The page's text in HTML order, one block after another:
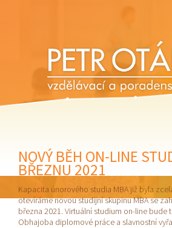
NOVÝ BĚH ON-LINE
BŘEZNU 2021
Kapacita únorového studia MBA již byla
otevíráme novou studijní skupinu MBA se
března 2021. Virtuální studium on-line bude
Obhajoba diplomové práce a slavnostní